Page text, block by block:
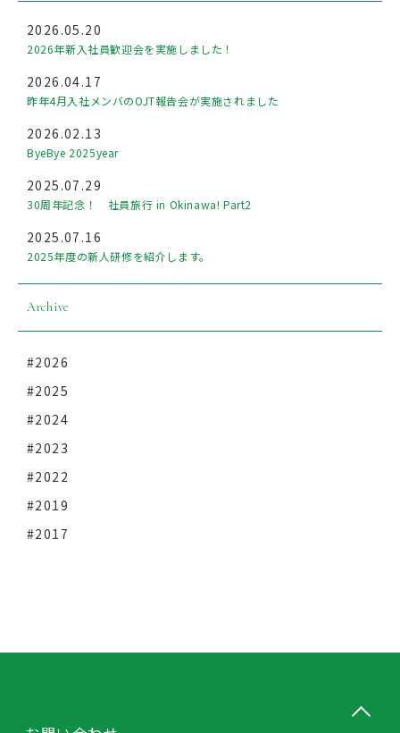
2026.05.20
2026年新入社員歓迎会を実施しました！
2026.04.17
昨年4月入社メンバのOJT報告会が実施されました
2026.02.13
ByeBye 2025year
2025.07.29
30周年記念！ 社員旅行 in Okinawa! Part2
2025.07.16
2025年度の新人研修を紹介します。
Archive
#2026
#2025
#2024
#2023
#2022
#2019
#2017